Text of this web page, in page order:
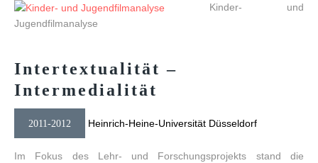
Kinder- und
Jugendfilmanalyse
Intertextualität –
Intermedialität
2011-2012 Heinrich-Heine-Universität Düsseldorf
Im Fokus des Lehr- und Forschungsprojekts stand die